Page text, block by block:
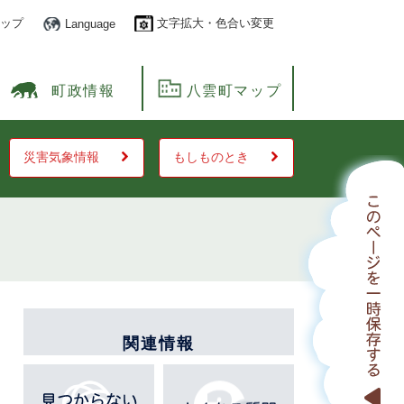
プ Language 文字拡大・色合い変更
町政情報 八雲町マップ
災害気象情報 もしものとき
関連情報